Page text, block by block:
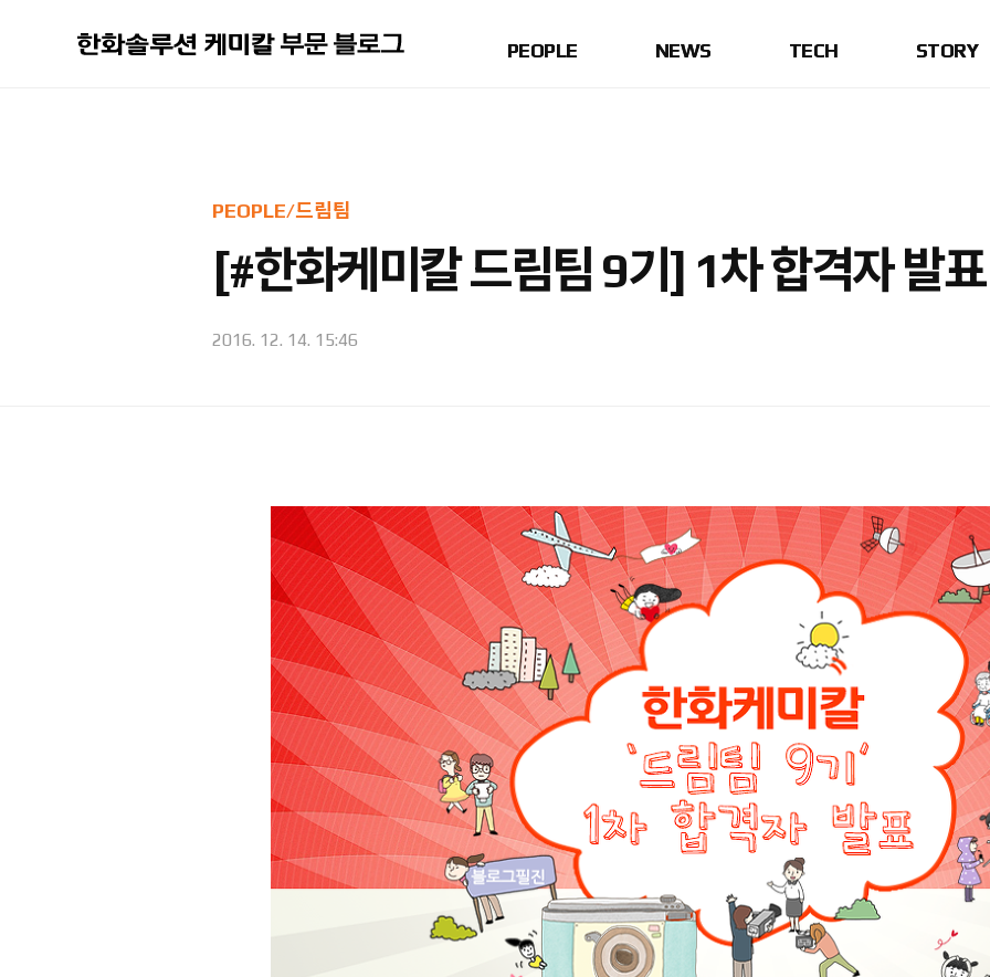
PEOPLE NEWS TECH STORY
PEOPLE/드림팀
[#한화케미칼 드림팀 9기] 1차 합격자 발표
2016. 12. 14. 15:46